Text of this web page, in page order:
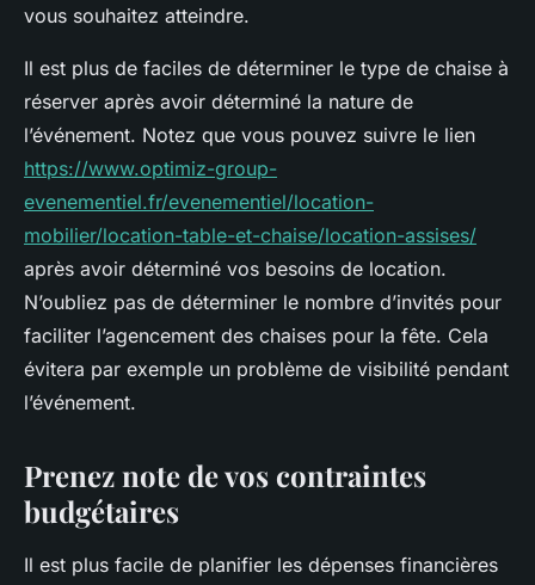
vous souhaitez atteindre.
Il est plus de faciles de déterminer le type de chaise à
réserver après avoir déterminé la nature de
l’événement. Notez que vous pouvez suivre le lien
https://www.optimiz-group-
evenementiel.fr/evenementiel/location-
mobilier/location-table-et-chaise/location-assises/
après avoir déterminé vos besoins de location.
N’oubliez pas de déterminer le nombre d’invités pour
faciliter l’agencement des chaises pour la fête. Cela
évitera par exemple un problème de visibilité pendant
l’événement.
Prenez note de vos contraintes
budgétaires
Il est plus facile de planifier les dépenses financières